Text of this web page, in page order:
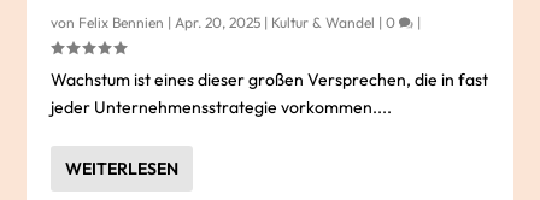
von Felix Bennien |Apr. 20, 2025 | Kultur & Wandel |0 |
Wachstum ist eines dieser großen Versprechen, die in fast
jeder Unternehmensstrategie vorkommen....
WEITERLESEN